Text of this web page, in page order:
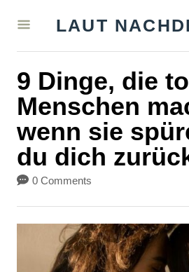
LAUT
9 Dinge, die
Menschen
wenn sie
du dich
0 Comments